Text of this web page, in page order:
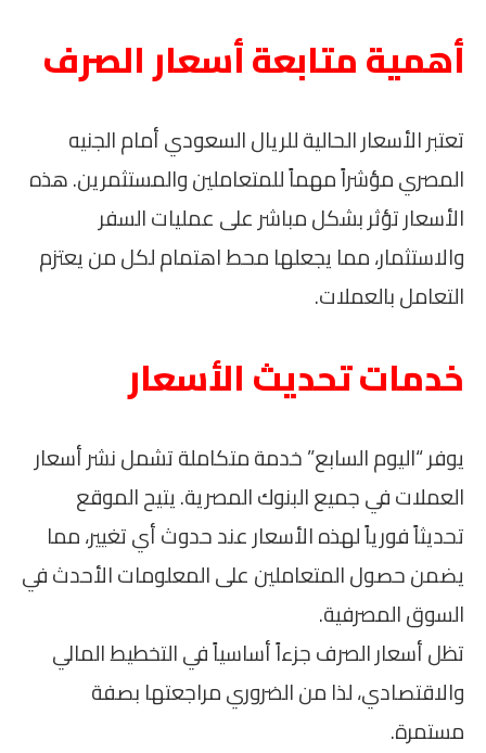
أهمية متابعة أسعار الصرف
تعتبر الأسعار الحالية للريال السعودي أمام الجنيه
المصري مؤشراً مهماً للمتعاملين والمستثمرين. هذه
الأسعار تؤثر بشكل مباشر على عمليات السفر
والاستثمار، مما يجعلها محط اهتمام لكل من يعتزم
التعامل بالعملات.
خدمات تحديث الأسعار
يوفر “اليوم السابع” خدمة متكاملة تشمل نشر أسعار
العملات في جميع البنوك المصرية. يتيح الموقع
تحديثاً فورياً لهذه الأسعار عند حدوث أي تغيير، مما
يضمن حصول المتعاملين على المعلومات الأحدث في
السوق المصرفية.
تظل أسعار الصرف جزءاً أساسياً في التخطيط المالي
والاقتصادي، لذا من الضروري مراجعتها بصفة
مستمرة.